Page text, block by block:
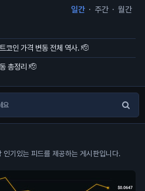
일간 · 주간 · 월간
인 가격 변동 전체 역사. 🫡
총정리 🫡
기있는 피드를 제공하는 게시판입니다.